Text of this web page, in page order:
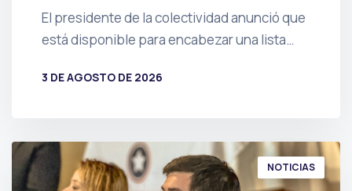
El presidente de la colectividad anunció que
está disponible para encabezar una lista…
3 DE AGOSTO DE 2026
NOTICIAS